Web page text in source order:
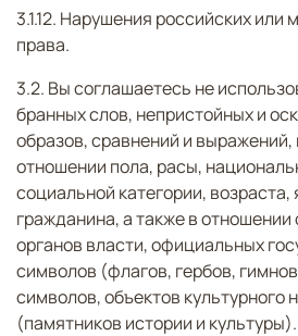
3.1.12. Нарушения российских
права.
3.2. Вы соглашаетесь не
бранных слов, непристойных и
образов, сравнений и выражений,
отношении пола, расы,
социальной категории, возраста,
гражданина, а также в отношении
органов власти, официальных
символов (флагов, гербов,
символов, объектов культурного
(памятников истории и культуры).